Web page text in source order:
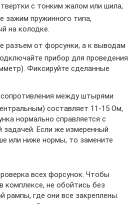
с тонким жалом или шила,
зажим пружинного типа,
на колодке.
разъем от форсунки, а к выводам
прибор для проведения
Фиксируйте сделанные
сопротивления между штырями
составляет 11-15 Ом,
нормально справляется с
задачей. Если же измеренный
или ниже нормы, то замените
всех форсунок. Чтобы
комплексе, не обойтись без
рампы, где они все закреплены.